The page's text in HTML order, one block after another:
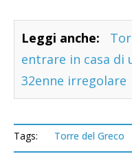
Leggi anche:
entrare in casa di
32enne irregolare
Tags: Torre del Greco